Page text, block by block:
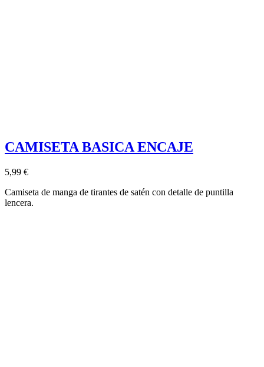
CAMISETA BASICA ENCAJE
5,99 €
Camiseta de manga de tirantes de satén con detalle de puntilla
lencera.